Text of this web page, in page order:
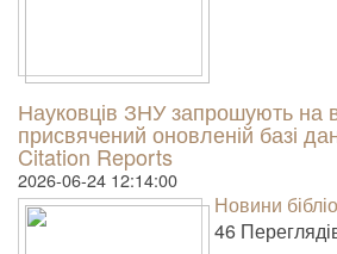
Науковців ЗНУ запрошують на
присвячений оновленій базі
Citation Reports
2026-06-24 12:14:00
Новини
46